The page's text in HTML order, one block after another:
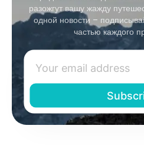
разожгут вашу жажду
одной новости –
частью каждого